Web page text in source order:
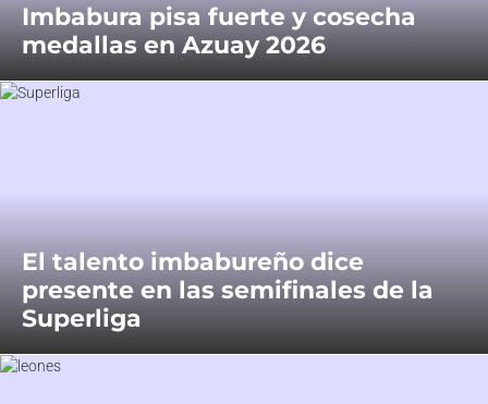
Imbabura pisa fuerte y cosecha
medallas en Azuay 2026
El talento imbabureño dice
presente en las semifinales de la
Superliga